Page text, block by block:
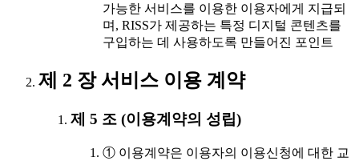
가능한 서비스를 이용한 이용자에게 지급되
며, RISS가 제공하는 특정 디지털 콘텐츠를
구입하는 데 사용하도록 만들어진 포인트
제 2 장 서비스 이용 계약
제 5 조 (이용계약의 성립)
① 이용계약은 이용자의 이용신청에 대한 교